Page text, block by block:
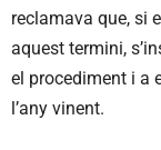
reclamava que, si
aquest termini,
el procediment i a
l’any vinent.